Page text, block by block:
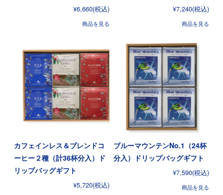
¥6,660(税込)
商品を見る
¥7,240(税込)
商品を見る
カフェインレス＆ブレンドコ
ーヒー２種（計36杯分入）ド
リップバッグギフト
¥5,720(税込)
ブルーマウンテンNo.1（24杯
分入）ドリップバッグギフト
¥7,590(税込)
商品を見る